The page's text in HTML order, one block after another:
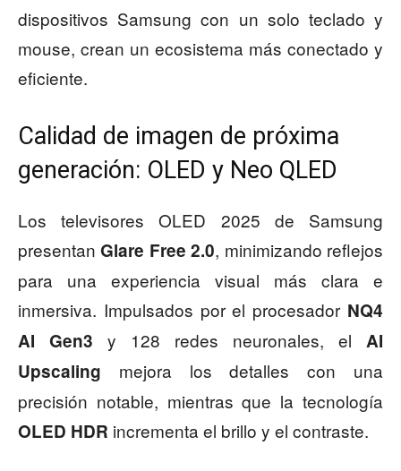
dispositivos Samsung con un solo teclado y
mouse, crean un ecosistema más conectado y
eficiente.
Calidad de imagen de próxima
generación: OLED y Neo QLED
Los televisores OLED 2025 de Samsung
presentanGlare Free 2.0, minimizando reflejos
para una experiencia visual más clara e
inmersiva. Impulsados por el procesador NQ4
AI Gen3 y 128 redes neuronales, el AI
Upscaling mejora los detalles con una
precisión notable, mientras que la tecnología
OLED HDR incrementa el brillo y el contraste.